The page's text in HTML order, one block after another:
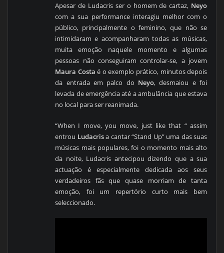
Apesar de Ludacris ser o homem de cartaz, Neyo
com a sua performance interagiu melhor com o
público, principalmente o feminino, que não se
intimidaram e acompanharam todas as músicas,
muita emoção naquele momento e algumas
pessoas não conseguiram controlar-se, a jovem
Maura Costa é o exemplo prático, minutos depois
da entrada em palco do Neyo, desmaiou e foi
levada de emergência até a ambulância que estava
no local para ser reanimada.
“When I move, you move, just like that “ assim
entrou Ludacrisa cantar “Stand Up” uma das suas
músicas mais populares, foi o momento mais alto
da noite, Ludacris antecipou dizendo que a sua
actuação é especialmente dedicada aos seus
verdadeiros fãs que quase morriam de tanta
emoção, foi um repertório curto mais bem
seleccionado.